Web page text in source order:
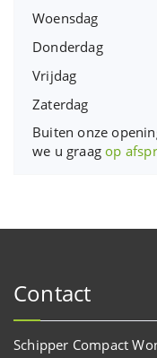
Woensdag
Donderdag
Vrijdag
Zaterdag
Buiten onze
we u graagop
Contact
Schipper Compact